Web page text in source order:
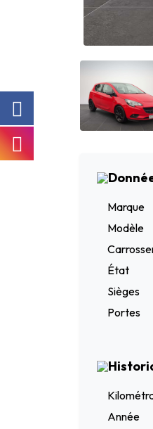
Marque
Modèle
État
Sièges
Portes
Année